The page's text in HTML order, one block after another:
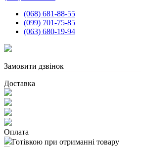
(068) 681-88-55
(099) 701-75-85
(063) 680-19-94
Замовити дзвінок
Доставка
Оплата
Готівкою при отриманні товару